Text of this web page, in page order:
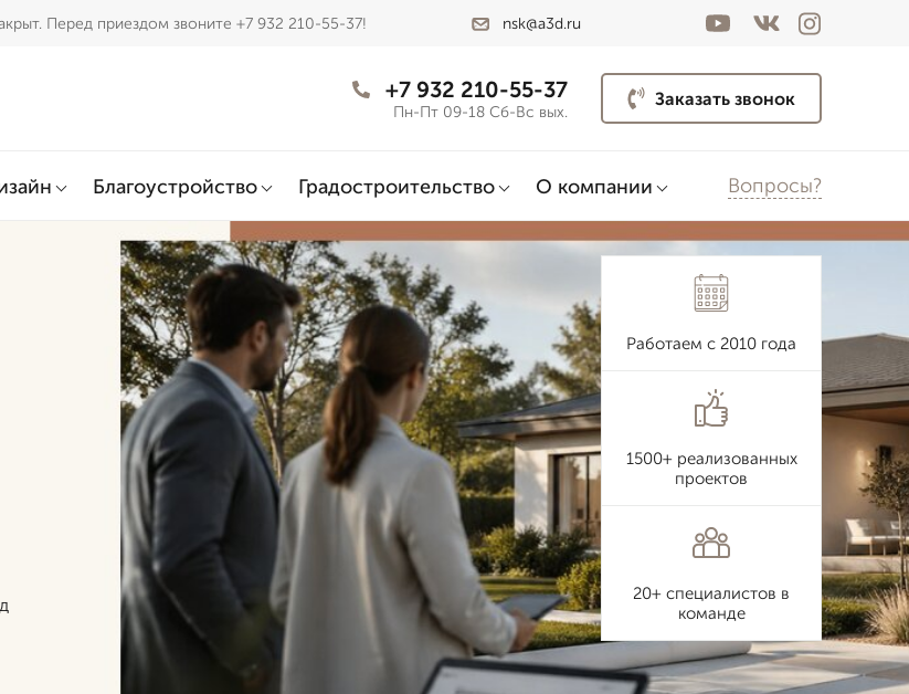
Перед приездом звоните +7 932 210-55-37! nsk@a3d.ru
+7 932 210-55-37
Пн-Пт 09-18 Сб-Вс вых.
Заказать звонок
Благоустройство Градостроительство О компании Вопросы?
Работаем с 2010 года
1500+ реализованных
проектов
20+ специалистов в
команде